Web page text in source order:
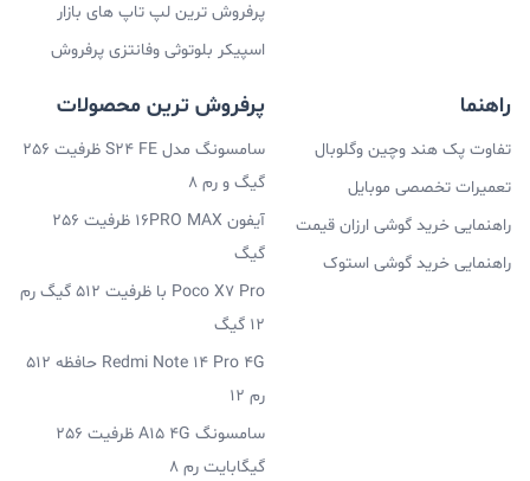
پرفروش ترین لپ تاپ های بازار
اسپیکر بلوتوثی وفانتزی پرفروش
راهنما
تفاوت پک هند وچین وگلوبال
تعمیرات تخصصی موبایل
راهنمایی خرید گوشی ارزان قیمت
راهنمایی خرید گوشی استوک
پرفروش ترین محصولات
سامسونگ مدل S24 FE ظرفیت 256
گیگ و رم 8
آیفون 16PRO MAX ظرفیت 256
گیگ
Poco X7 Pro با ظرفیت 512 گیگ رم
12 گیگ
Redmi Note 14 Pro 4G حافظه 512
رم 12
سامسونگ A15 4G ظرفیت 256
گیگابایت رم 8